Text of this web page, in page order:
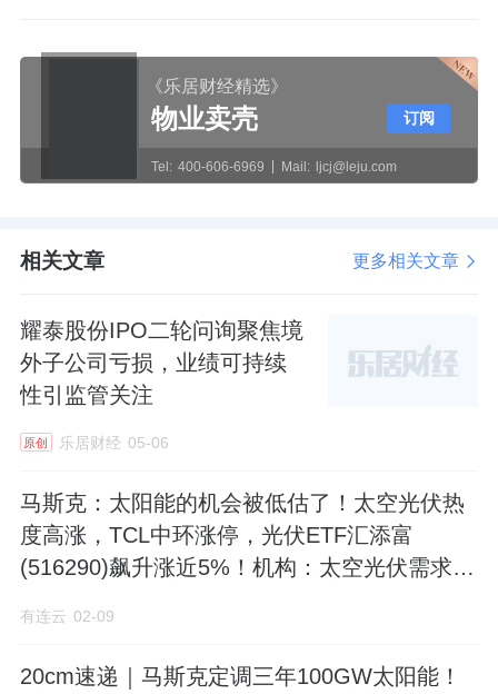
《乐居财经精选》
物业卖壳
Tel: 400-606-6969 Mail: ljcj@leju.com
订阅
相关文章 更多相关文章
耀泰股份IPO二轮问询聚焦境
外子公司亏损，业绩可持续
性引监管关注
原创 乐居财经 05-06
马斯克：太阳能的机会被低估了！太空光伏热
度高涨，TCL中环涨停，光伏ETF汇添富
(516290)飙升涨近5%！机构：太空光伏需求有
有连云 02-09
20cm速递｜马斯克定调三年100GW太阳能！